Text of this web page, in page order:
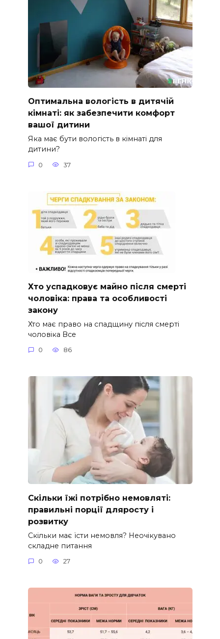
Оптимальна вологість в дитячій
кімнаті: як забезпечити комфорт
вашої дитини
Яка має бути вологість в кімнаті для
дитини?
0 37
Хто успадковує майно після смерті
чоловіка: права та особливості
закону
Хто має право на спадщину після смерті
чоловіка Все
0 86
Скільки їжі потрібно немовляті:
правильні порції дляросту і
розвитку
Скільки має їсти немовля? Неочікувано
складне питання
0 27